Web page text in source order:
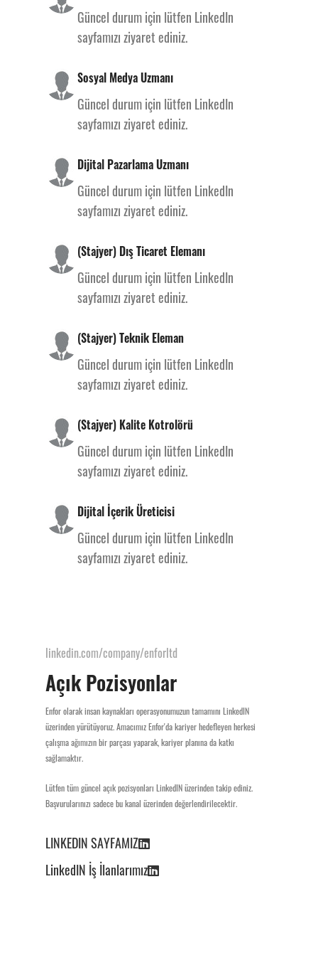
Güncel durum için lütfen LinkedIn
sayfamızı ziyaret ediniz.
Sosyal Medya Uzmanı
Güncel durum için lütfen LinkedIn
sayfamızı ziyaret ediniz.
Dijital Pazarlama Uzmanı
Güncel durum için lütfen LinkedIn
sayfamızı ziyaret ediniz.
(Stajyer) Dış Ticaret Elemanı
Güncel durum için lütfen LinkedIn
sayfamızı ziyaret ediniz.
(Stajyer) Teknik Eleman
Güncel durum için lütfen LinkedIn
sayfamızı ziyaret ediniz.
(Stajyer) Kalite Kotrolörü
Güncel durum için lütfen LinkedIn
sayfamızı ziyaret ediniz.
Dijital İçerik Üreticisi
Güncel durum için lütfen LinkedIn
sayfamızı ziyaret ediniz.
linkedin.com/company/enforltd
Açık Pozisyonlar
Enfor olarak insan kaynakları operasyonumuzun tamamını LinkedIN
üzerinden yürütüyoruz. Amacımız Enfor'da kariyer hedefleyen herkesi
çalışma ağımızın bir parçası yaparak, kariyer planına da katkı
sağlamaktır.
Lütfen tüm güncel açık pozisyonları LinkedIN üzerinden takip ediniz.
Başvurularınızı sadece bu kanal üzerinden değerlendirilecektir.
LINKEDIN SAYFAMIZ
LinkedIN İş İlanlarımız